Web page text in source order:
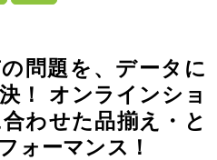
問題を、データに
！ オンラインショ
わせた品揃え・と
ォーマンス！